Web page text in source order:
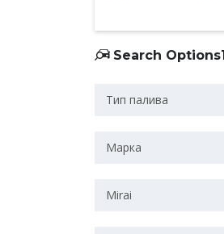
Search Options1
Тип палива
Марка
Mirai